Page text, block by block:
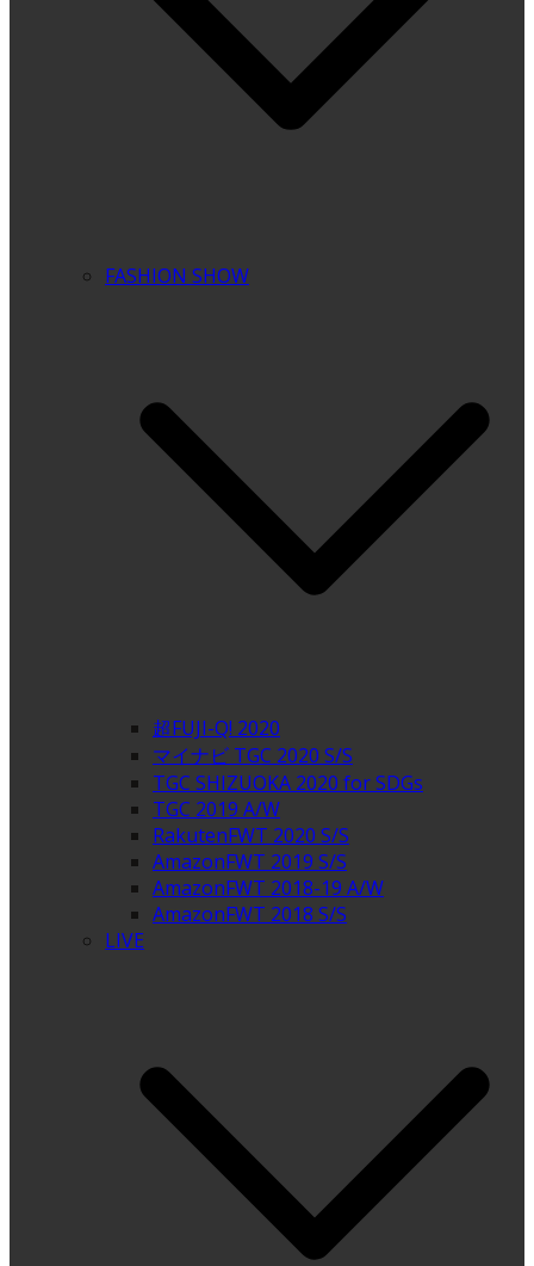
FASHION SHOW
超FUJI-Q! 2020
マイナビ TGC 2020 S/S
TGC SHIZUOKA 2020 for SDGs
TGC 2019 A/W
RakutenFWT 2020 S/S
AmazonFWT 2019 S/S
AmazonFWT 2018-19 A/W
AmazonFWT 2018 S/S
LIVE